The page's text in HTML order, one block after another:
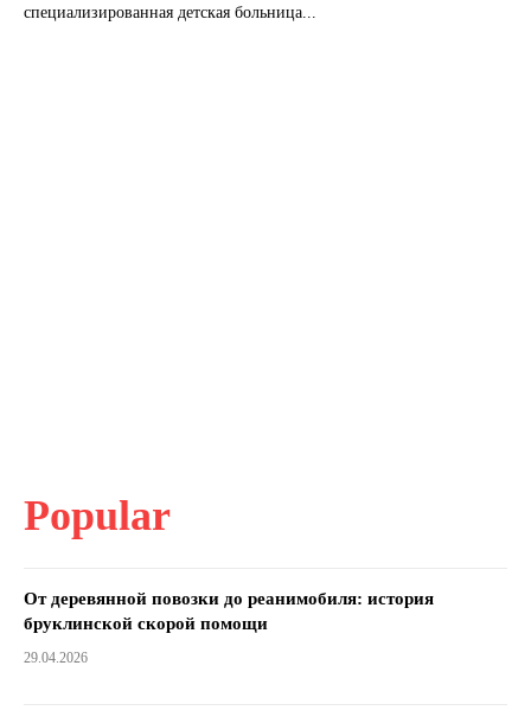
специализированная детская больница...
Popular
От деревянной повозки до реанимобиля: история
бруклинской скорой помощи
29.04.2026